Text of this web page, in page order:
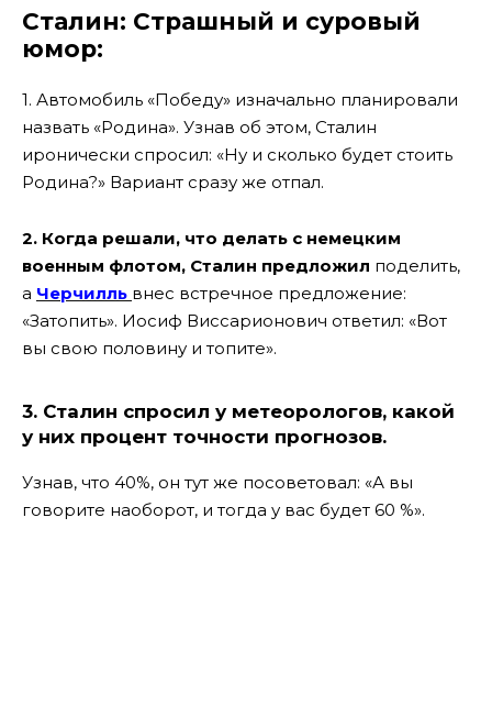
Сталин: Страшный и суровый
юмор:
1. Автомобиль «Победу» изначально планировали
назвать «Родина». Узнав об этом, Сталин
иронически спросил: «Ну и сколько будет стоить
Родина?» Вариант сразу же отпал.
2. Когда решали, что делать с немецким
военным флотом, Сталин предложил поделить,
а Черчилль внес встречное предложение:
«Затопить». Иосиф Виссарионович ответил: «Вот
вы свою половину и топите».
3. Сталин спросил у метеорологов, какой
у них процент точности прогнозов.
Узнав, что 40%, он тут же посоветовал: «А вы
говорите наоборот, и тогда у вас будет 60 %».